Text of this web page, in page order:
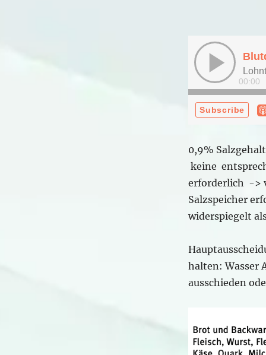
0,9%
keine
erforderlich ->
Salzspeicher
widerspiegelt
halten: Wasser
ausschieden